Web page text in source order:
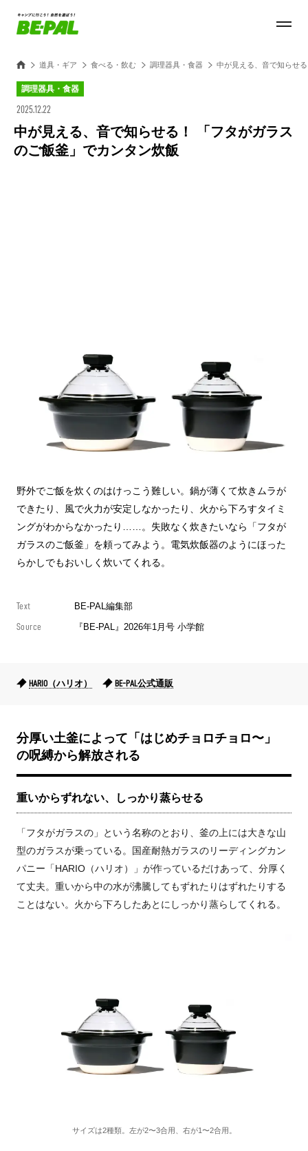
道具・ギア 食べる・飲む 調理器具・食器 中が見える、音で知らせ
調理器具・食器
2025.12.22
中が見える、音で知らせる！ 「フタがガラス
のご飯釜」でカンタン炊飯
野外でご飯を炊くのはけっこう難しい。鍋が薄くて炊きムラが
できたり、風で火力が安定しなかったり、火から下ろすタイミ
ングがわからなかったり……。失敗なく炊きたいなら「フタが
ガラスのご飯釜」を頼ってみよう。電気炊飯器のようにほった
らかしでもおいしく炊いてくれる。
Text BE-PAL編集部
Source 『BE-PAL』2026年1月号 小学館
HARIO（ハリオ） BE-PAL公式通販
分厚い土釜によって「はじめチョロチョロ〜」
の呪縛から解放される
重いからずれない、しっかり蒸らせる
「フタがガラスの」という名称のとおり、釜の上には大きな山
型のガラスが乗っている。国産耐熱ガラスのリーディングカン
パニー「HARIO（ハリオ）」が作っているだけあって、分厚く
て丈夫。重いから中の水が沸騰してもずれたりはずれたりする
ことはない。火から下ろしたあとにしっかり蒸らしてくれる。
サイズは2種類。左が2〜3合用、右が1〜2合用。